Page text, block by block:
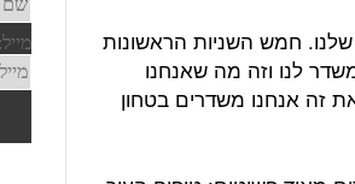
חמש השניות הראשונות
לנו וזה מה שאנחנו
זה אנחנו משדרים בטחון